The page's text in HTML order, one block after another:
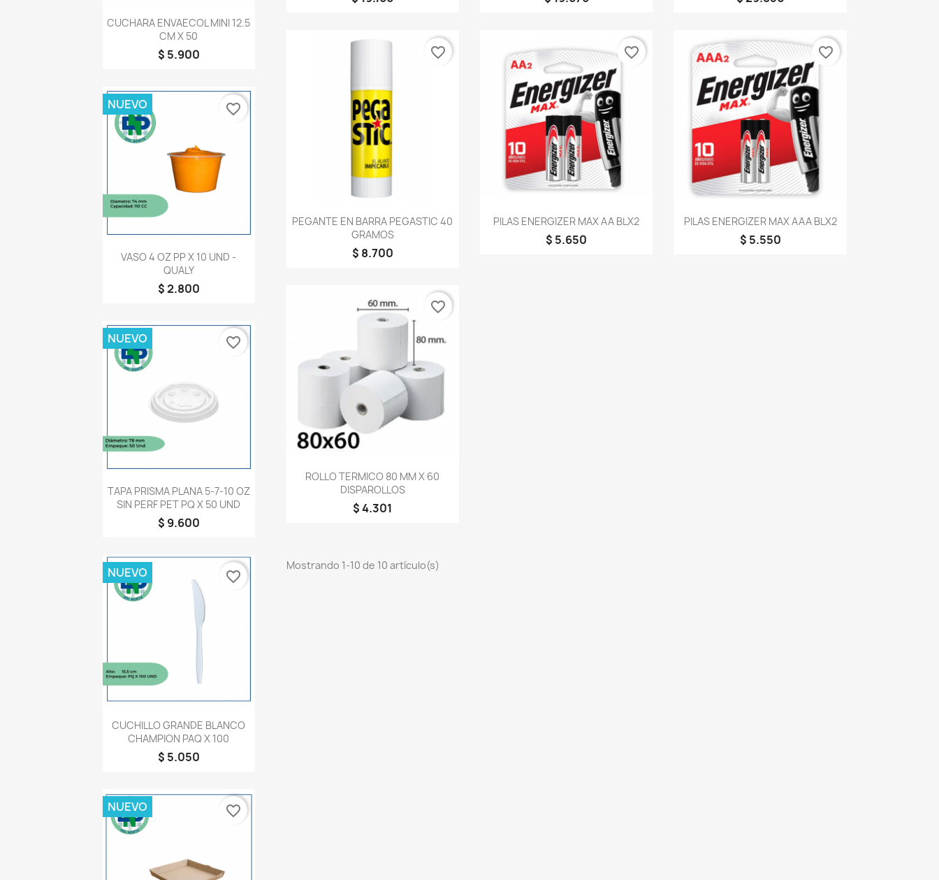
Vista rápida
CUCHARA ENVAECOL MINI 12.5
CM X 50
$ 5.900
Vista rápida
VASO 4 OZ PP X 10 UND -
QUALY
$ 2.800
NUEVO favorite_border
Vista rápida
TAPA PRISMA PLANA 5-7-10 OZ
SIN PERF PET PQ X 50 UND
$ 9.600
NUEVO favorite_border
Vista rápida
CUCHILLO GRANDE BLANCO
CHAMPION PAQ X 100
$ 5.050
NUEVO favorite_border
NUEVO favorite_border
Vista rápida
PEGANTE EN BARRA PEGASTIC 40
GRAMOS
$ 8.700
favorite_border
Vista rápida
PILAS ENERGIZER MAX AA BLX2
$ 5.650
favorite_border
Vista rápida
PILAS ENERGIZER MAX AAA BLX2
$ 5.550
favorite_border
Vista rápida
ROLLO TERMICO 80 MM X 60
DISPAROLLOS
$ 4.301
favorite_border
Mostrando 1-10 de 10 artículo(s)